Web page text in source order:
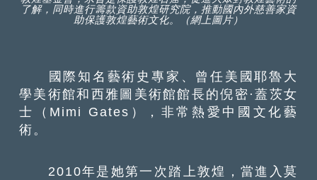
了解，同時進行籌款資助敦煌研究院，推動國內外慈善家資
助保護敦煌藝術文化。（網上圖片）
國際知名藝術史專家、曾任美國耶魯大
學美術館和西雅圖美術館館長的倪密·蓋茨女
士（Mimi Gates），非常熱愛中國文化藝
術。
2010年是她第一次踏上敦煌，當進入莫